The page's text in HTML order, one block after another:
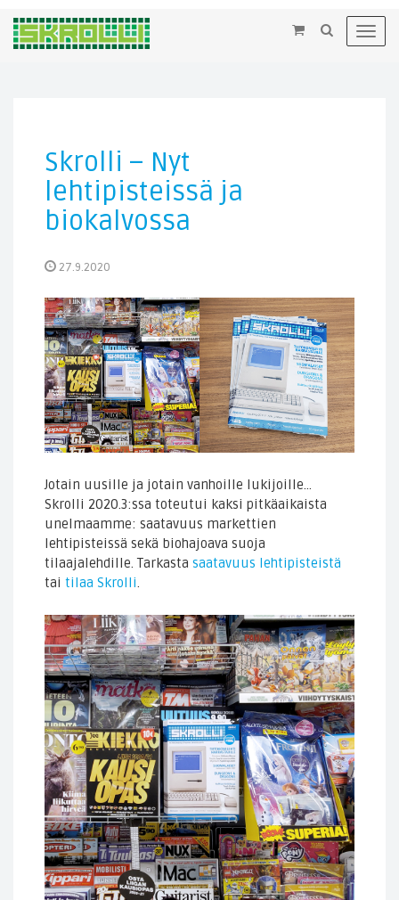
×
Skrolli – Nyt
lehtipisteissä ja
biokalvossa
27.9.2020
Jotain uusille ja jotain vanhoille lukijoille…
Skrolli 2020.3:ssa toteutui kaksi pitkäaikaista
unelmaamme: saatavuus markettien
lehtipisteissä sekä biohajoava suoja
tilaajalehdille. Tarkasta saatavuus lehtipisteistä
tai tilaa Skrolli